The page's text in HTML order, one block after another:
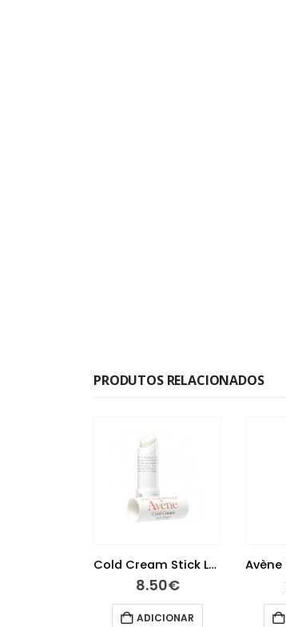
PRODUTOS RELACIONADOS
Cold Cream Stick Lábios Nutrição 4 gramas
8.50€
ADICIONAR